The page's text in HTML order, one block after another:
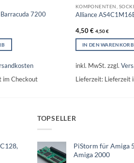
7200
im Checkout
KOMPONENTEN,
Alliance
4,50€ 4,50€
IN DEN WARENKORB
inkl. MwSt. zzgl.
Lieferzeit: Lieferzeit
TOPSELLER
PiStorm für Amiga
Amiga 2000